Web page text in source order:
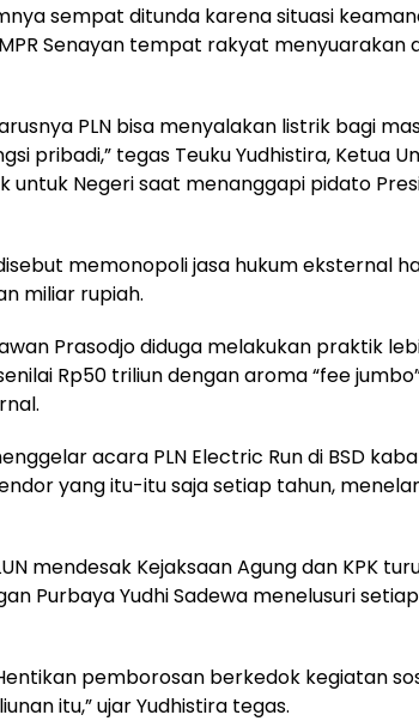
sempat ditunda karena situasi
Senayan tempat rakyat menyuarakan
PLN bisa menyalakan listrik bagi
pribadi,” tegas Teuku Yudhistira, Ketua
untuk Negeri saat menanggapi pidato
memonopoli jasa hukum eksternal
miliar rupiah.
Prasodjo diduga melakukan praktik
Rp50 triliun dengan aroma “fee
acara PLN Electric Run di BSD
yang itu-itu saja setiap tahun,
mendesak Kejaksaan Agung dan KPK
Purbaya Yudhi Sadewa menelusuri
pemborosan berkedok kegiatan
itu,” ujar Yudhistira tegas.